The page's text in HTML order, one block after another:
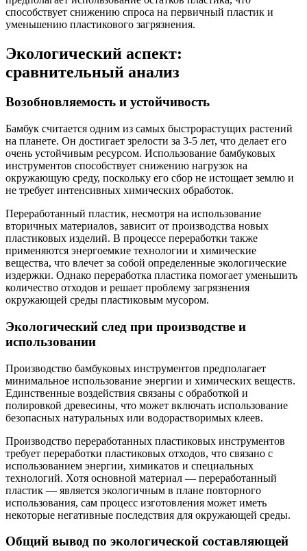
способствует снижению спроса на первичный пластик и
уменьшению пластикового загрязнения.
Экологический аспект:
сравнительный анализ
Возобновляемость и устойчивость
Бамбук считается одним из самых быстрорастущих растений
на планете. Он достигает зрелости за 3-5 лет, что делает его
очень устойчивым ресурсом. Использование бамбуковых
инструментов способствует снижению нагрузок на
окружающую среду, поскольку его сбор не истощает землю и
не требует интенсивных химических обработок.
Переработанный пластик, несмотря на использование
вторичных материалов, зависит от производства новых
пластиковых изделий. В процессе переработки также
применяются энергоемкие технологии и химические
вещества, что влечет за собой определенные экологические
издержки. Однако переработка пластика помогает уменьшить
количество отходов и решает проблему загрязнения
окружающей среды пластиковым мусором.
Экологический след при производстве и
использовании
Производство бамбуковых инструментов предполагает
минимальное использование энергии и химических веществ.
Единственные воздействия связаны с обработкой и
полировкой древесины, что может включать использование
безопасных натуральных или водорастворимых клеев.
Производство переработанных пластиковых инструментов
требует переработки пластиковых отходов, что связано с
использованием энергии, химикатов и специальных
технологий. Хотя основной материал — переработанный
пластик — является экологичным в плане повторного
использования, сам процесс изготовления может иметь
некоторые негативные последствия для окружающей среды.
Общий вывод по экологической составляющей